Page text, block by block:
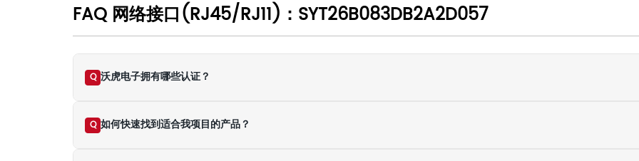
FAQ 网络接口(RJ45/RJ11)：SYT26B083DB2A2D057
Q 沃虎电子拥有哪些认证？
Q 如何快速找到适合我项目的产品？